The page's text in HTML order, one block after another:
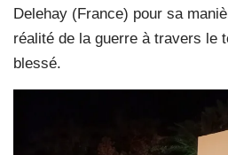
Delehay (France) pour sa
réalité de la guerre à travers le
blessé.